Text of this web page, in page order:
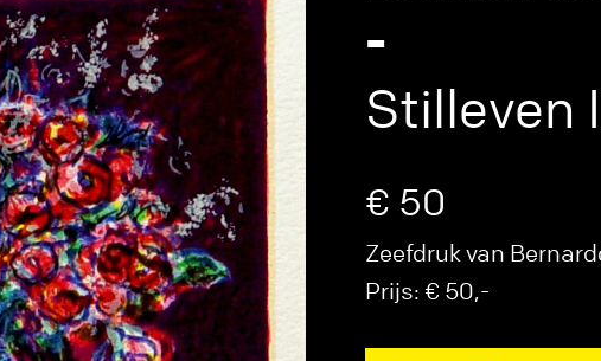
-
Stilleven I
€ 50
Zeefdruk van
Prijs: € 50,-